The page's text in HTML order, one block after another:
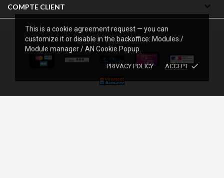
This is a cookie agreement request — you can
customize it or disable in the backoffice: Modules /
Module manager / AN Cookie Popup.
PRIVACY POLICY ACCEPT done
COMPTE CLIENT 
© 2013 - Audiosystem